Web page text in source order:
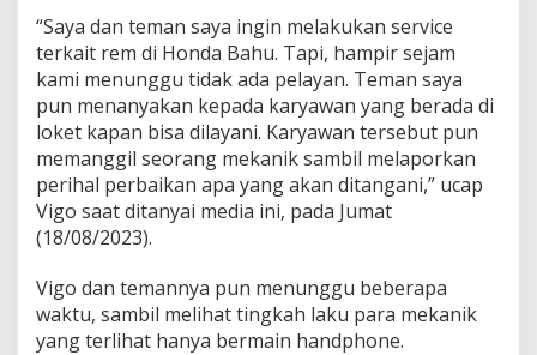
a
n
i
P
e
l
a
n
g
g
“Saya dan teman saya ingin melakukan service
terkait rem di Honda Bahu. Tapi, hampir sejam
kami menunggu tidak ada pelayan. Teman saya
pun menanyakan kepada karyawan yang berada di
loket kapan bisa dilayani. Karyawan tersebut pun
memanggil seorang mekanik sambil melaporkan
perihal perbaikan apa yang akan ditangani,” ucap
Vigo saat ditanyai media ini, pada Jumat
(18/08/2023).
Vigo dan temannya pun menunggu beberapa
waktu, sambil melihat tingkah laku para mekanik
yang terlihat hanya bermain handphone.